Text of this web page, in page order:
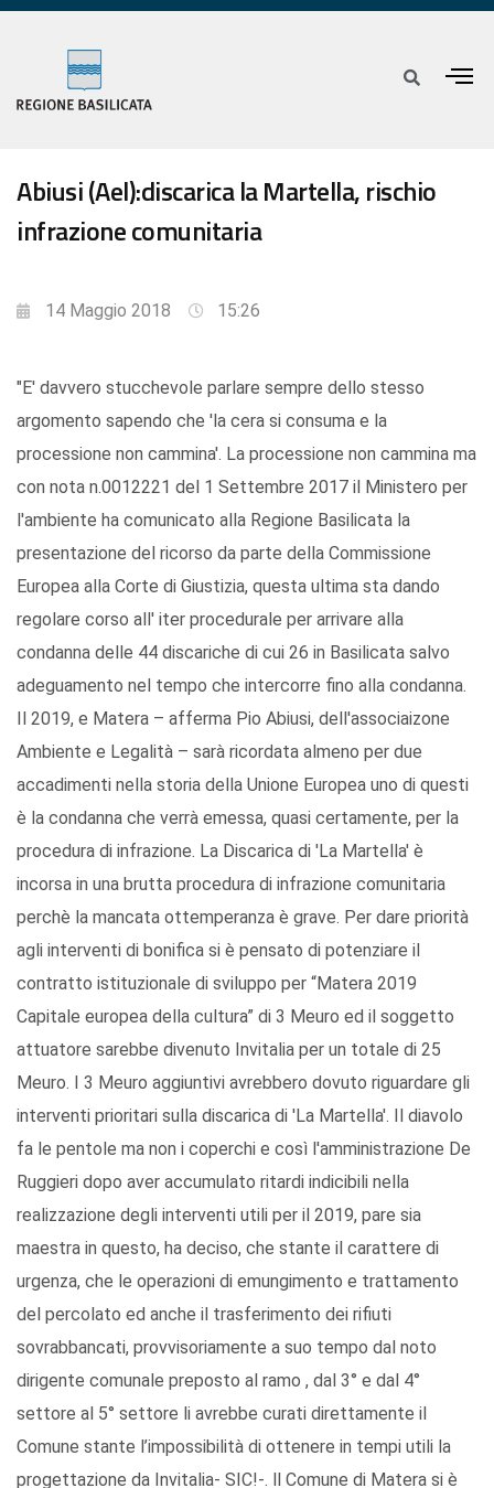
Abiusi (Ael):discarica la Martella, rischio
infrazione comunitaria
14 Maggio 2018 15:26
"E' davvero stucchevole parlare sempre dello stesso
argomento sapendo che 'la cera si consuma e la
processione non cammina'. La processione non cammina ma
con nota n.0012221 del 1 Settembre 2017 il Ministero per
l'ambiente ha comunicato alla Regione Basilicata la
presentazione del ricorso da parte della Commissione
Europea alla Corte di Giustizia, questa ultima sta dando
regolare corso all' iter procedurale per arrivare alla
condanna delle 44 discariche di cui 26 in Basilicata salvo
adeguamento nel tempo che intercorre fino alla condanna.
Il 2019, e Matera – afferma Pio Abiusi, dell'associaizone
Ambiente e Legalità – sarà ricordata almeno per due
accadimenti nella storia della Unione Europea uno di questi
è la condanna che verrà emessa, quasi certamente, per la
procedura di infrazione. La Discarica di 'La Martella' è
incorsa in una brutta procedura di infrazione comunitaria
perchè la mancata ottemperanza è grave. Per dare priorità
agli interventi di bonifica si è pensato di potenziare il
contratto istituzionale di sviluppo per “Matera 2019
Capitale europea della cultura” di 3 Meuro ed il soggetto
attuatore sarebbe divenuto Invitalia per un totale di 25
Meuro. I 3 Meuro aggiuntivi avrebbero dovuto riguardare gli
interventi prioritari sulla discarica di 'La Martella'. Il diavolo
fa le pentole ma non i coperchi e così l'amministrazione De
Ruggieri dopo aver accumulato ritardi indicibili nella
realizzazione degli interventi utili per il 2019, pare sia
maestra in questo, ha deciso, che stante il carattere di
urgenza, che le operazioni di emungimento e trattamento
del percolato ed anche il trasferimento dei rifiuti
sovrabbancati, provvisoriamente a suo tempo dal noto
dirigente comunale preposto al ramo , dal 3° e dal 4°
settore al 5° settore li avrebbe curati direttamente il
Comune stante l’impossibilità di ottenere in tempi utili la
progettazione da Invitalia- SIC!-. ll Comune di Matera si è